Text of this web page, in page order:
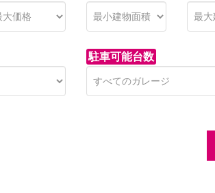
駐車可能台数